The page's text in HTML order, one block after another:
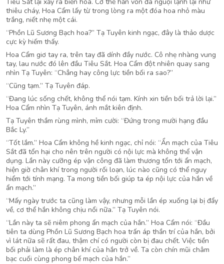
thiêu cháy, Hoa Cẩm lấy từ trong lòng ra một đóa hoa nhỏ màu
trắng, niết nhẹ một cái.
“Phồn Lũ Sương Bạch hoa?” Tạ Tuyên kinh ngạc, đây là thảo dược
cực kỳ hiếm thấy.
Hoa Cẩm giơ tay ra, trên tay đã dính đầy nước. Cô nhẹ nhàng vung
tay, lau nước đó lên đầu Tiêu Sắt. Hoa Cẩm đột nhiên quay sang
nhìn Tạ Tuyên: “Chẳng hay công lực tiền bối ra sao?”
“Cũng tạm.” Tạ Tuyên đáp.
“Đang lúc sống chết, không thể nói tạm. Kính xin tiền bối trả lời lại.”
Hoa Cẩm nhìn Tạ Tuyên, ánh mắt kiên định.
Tạ Tuyên thầm rùng mình, mỉm cười: “Đứng trong mười hạng đầu
Bắc Ly.”
“Tốt lắm.” Hoa Cẩm không hề kinh ngạc, chỉ nói: “Ẩn mạch của Tiêu
Sắt đã tổn hại cho nên trên người có nội lực mà không thể vận
dụng. Lần này cưỡng ép vận công đã làm thương tổn tới ẩn mạch,
hiện giờ chân khí trong người rối loạn, lúc nào cũng có thể nguy
hiểm tới tính mạng. Ta mong tiền bối giúp ta ép nội lực của hắn về
ẩn mạch.”
“Mấy ngày trước ta cũng làm vậy, nhưng mỗi lần ép xuống lại bị đẩy
về, cơ thể hắn không chịu nổi nữa.” Tạ Tuyên nói.
“Lần này ta sẽ niêm phong ẩn mạch của hắn.” Hoa Cẩm nói: “Đầu
tiên ta dùng Phồn Lũ Sương Bạch hoa trấn áp thần trí của hắn, bởi
vì lát nữa sẽ rất đau, thậm chí có người còn bị đau chết. Việc tiền
bối phải làm là ép chân khí của hắn trở về. Ta còn chín mũi châm
bạc cuối cùng phong bế mạch của hắn.”